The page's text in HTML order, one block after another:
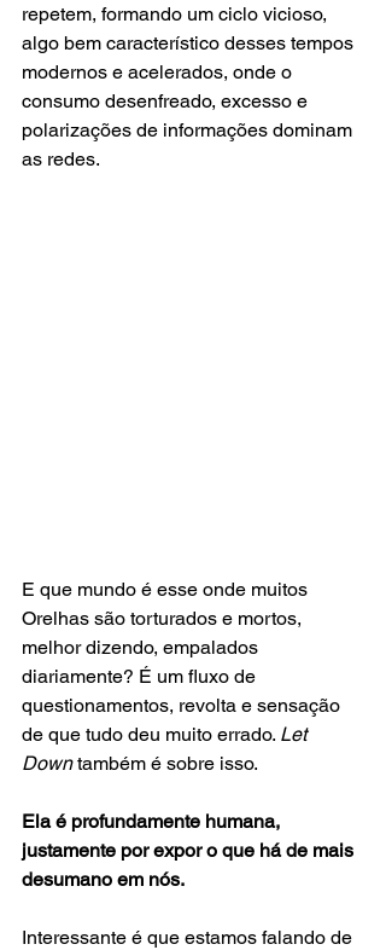
repetem, formando um ciclo vicioso,
algo bem característico desses tempos
modernos e acelerados, onde o
consumo desenfreado, excesso e
polarizações de informações dominam
as redes.
E que mundo é esse onde muitos
Orelhas são torturados e mortos,
melhor dizendo, empalados
diariamente? É um fluxo de
questionamentos, revolta e sensação
de que tudo deu muito errado. Let
Down também é sobre isso.
Ela é profundamente humana,
justamente por expor o que há de mais
desumano em nós.
Interessante é que estamos falando de